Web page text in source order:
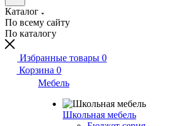
Каталог
По всему сайту
По каталогу
Избранные товары 0
Корзина 0
Мебель
Школьная мебель